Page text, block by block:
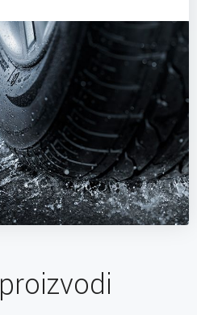
proizvodi